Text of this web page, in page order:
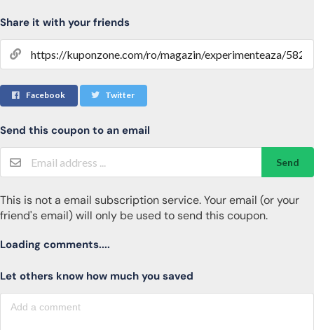
Share it with your friends
Facebook Twitter
Send this coupon to an email
Send
This is not a email subscription service. Your email (or your
friend's email) will only be used to send this coupon.
Loading comments....
Let others know how much you saved